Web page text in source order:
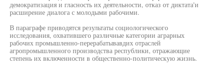
демократизация и гласность их деятельности, отказ от диктата'и
расширение диалога с молодыми рабочими.
В параграфе приводятся результаты социологического
исследования, охватившего различные категории аграрных
рабочих промышленно-перерабатывавдих отраслей
агропромышленного производства республики, отражающие
степень их включенности в общественно-политическую жизнь.